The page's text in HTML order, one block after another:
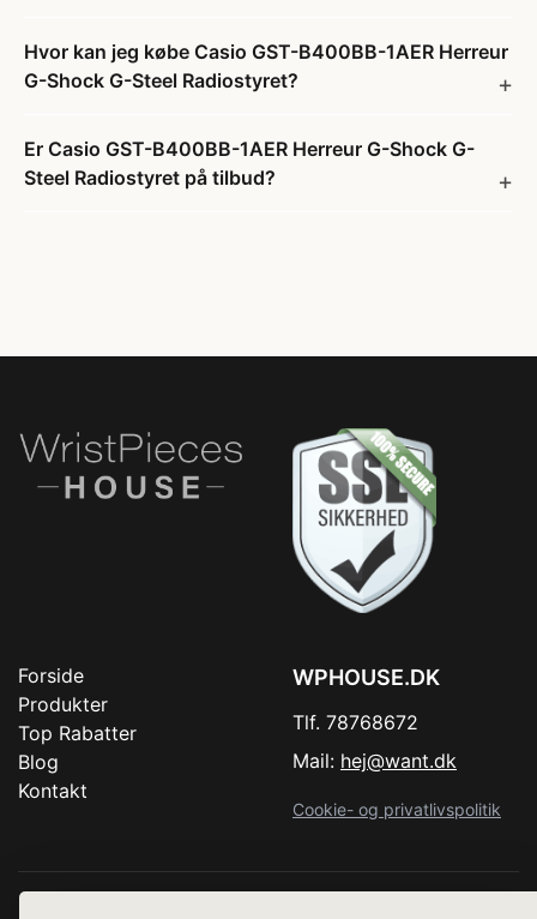
Hvor kan jeg købe Casio GST-B400BB-1AER Herreur
G-Shock G-Steel Radiostyret?
Er Casio GST-B400BB-1AER Herreur G-Shock G-
Steel Radiostyret på tilbud?
Forside
Produkter
Top Rabatter
Blog
Kontakt
WPHOUSE.DK
Tlf. 78768672
Mail: hej@want.dk
Cookie- og privatlivspolitik